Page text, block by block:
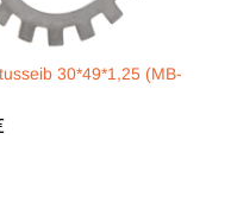
30*49*1,25 (MB-